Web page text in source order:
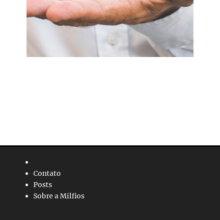
Contato
Posts
Sobre a Milfios